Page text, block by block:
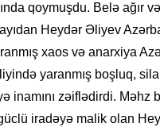
qoymuşdu. Belə ağır
Heydər Əliyev
xaos və anarxiya
yaranmış boşluq,
inamını zəiflədirdi.
iradəyə malik olan